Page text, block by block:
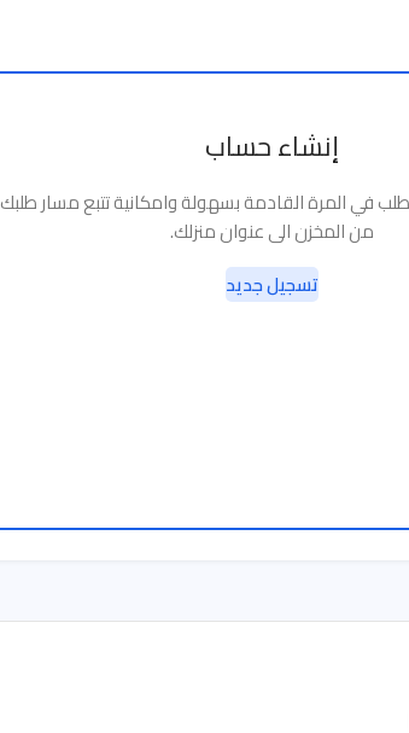
إنشاء حساب
في المرة القادمة بسهولة وامكانية تتبع مسار طلبك
من المخزن الى عنوان منزلك.
تسجيل جديد